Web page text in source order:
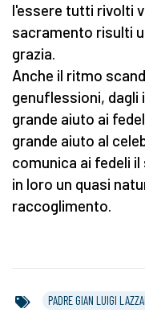
l'essere tutti rivolti
sacramento risulti
grazia.
Anche il ritmo
genuflessioni, dagli
grande aiuto ai
grande aiuto al
comunica ai fedeli
in loro un quasi
raccoglimento.
PADRE GIAN LUIGI